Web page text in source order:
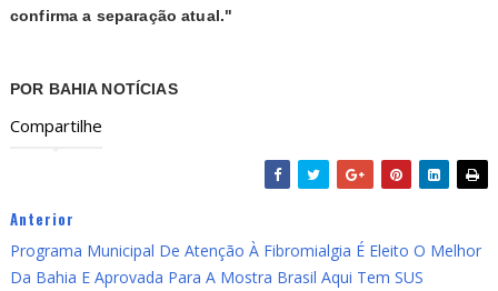
confirma a separação atual."
POR BAHIA NOTÍCIAS
Compartilhe
Anterior
Programa Municipal De Atenção À Fibromialgia É Eleito O Melhor
Da Bahia E Aprovada Para A Mostra Brasil Aqui Tem SUS